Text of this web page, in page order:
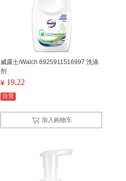
威露士/Walch 6925911516997 洗涤
剂
¥ 19.22
自营
加入购物车